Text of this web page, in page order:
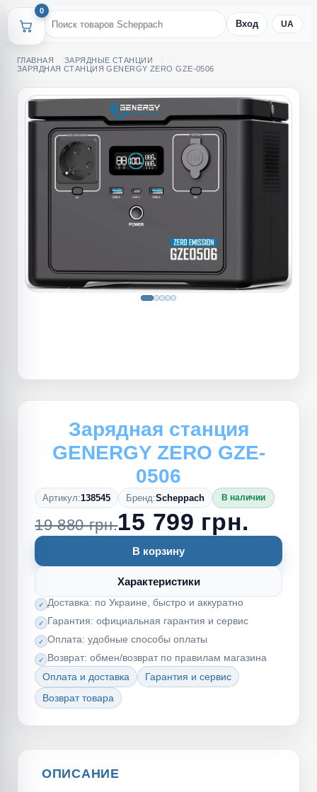
0
Вход UA
ГЛАВНАЯ
ЗАРЯДНЫЕ СТАНЦИИ
ЗАРЯДНАЯ СТАНЦИЯ GENERGY ZERO GZE-0506
Зарядная станция
GENERGY ZERO GZE-
0506
Артикул:138545 Бренд:Scheppach В наличии
19 880 грн.15 799 грн.
В корзину
Характеристики
Доставка: по Украине, быстро и аккуратно
Гарантия: официальная гарантия и сервис
Оплата: удобные способы оплаты
Возврат: обмен/возврат по правилам магазина
Оплата и доставка
Гарантия и сервис
Возврат товара
ОПИСАНИЕ